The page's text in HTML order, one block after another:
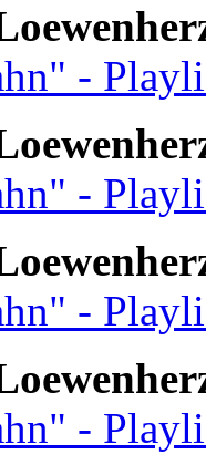
-
-
-
-